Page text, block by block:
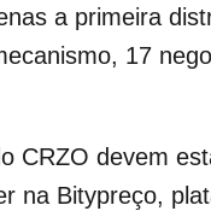
a primeira
17
CRZO devem
na Bitypreço,